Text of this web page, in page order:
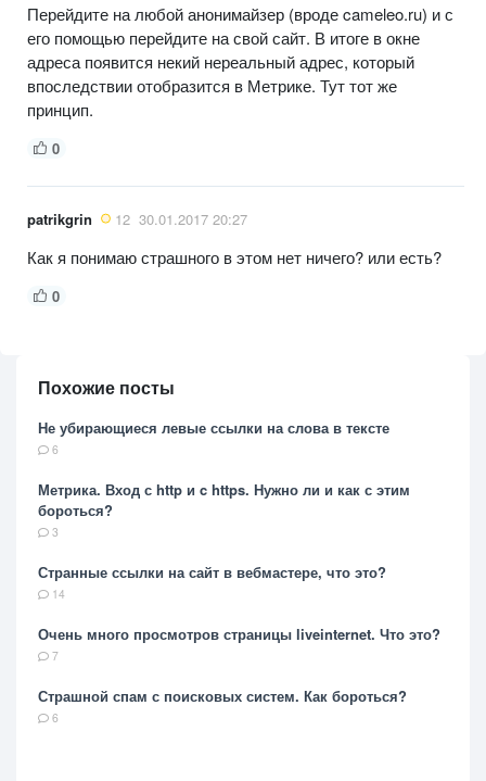
Перейдите на любой анонимайзер (вроде cameleo.ru) и с
его помощью перейдите на свой сайт. В итоге в окне
адреса появится некий нереальный адрес, который
впоследствии отобразится в Метрике. Тут тот же
принцип.
0
patrikgrin 12 30.01.2017 20:27
Как я понимаю страшного в этом нет ничего? или есть?
0
Похожие посты
Не убирающиеся левые ссылки на слова в тексте
6
Метрика. Вход с http и c https. Нужно ли и как с этим
бороться?
3
Странные ссылки на сайт в вебмастере, что это?
14
Очень много просмотров страницы liveinternet. Что это?
7
Страшной спам с поисковых систем. Как бороться?
6